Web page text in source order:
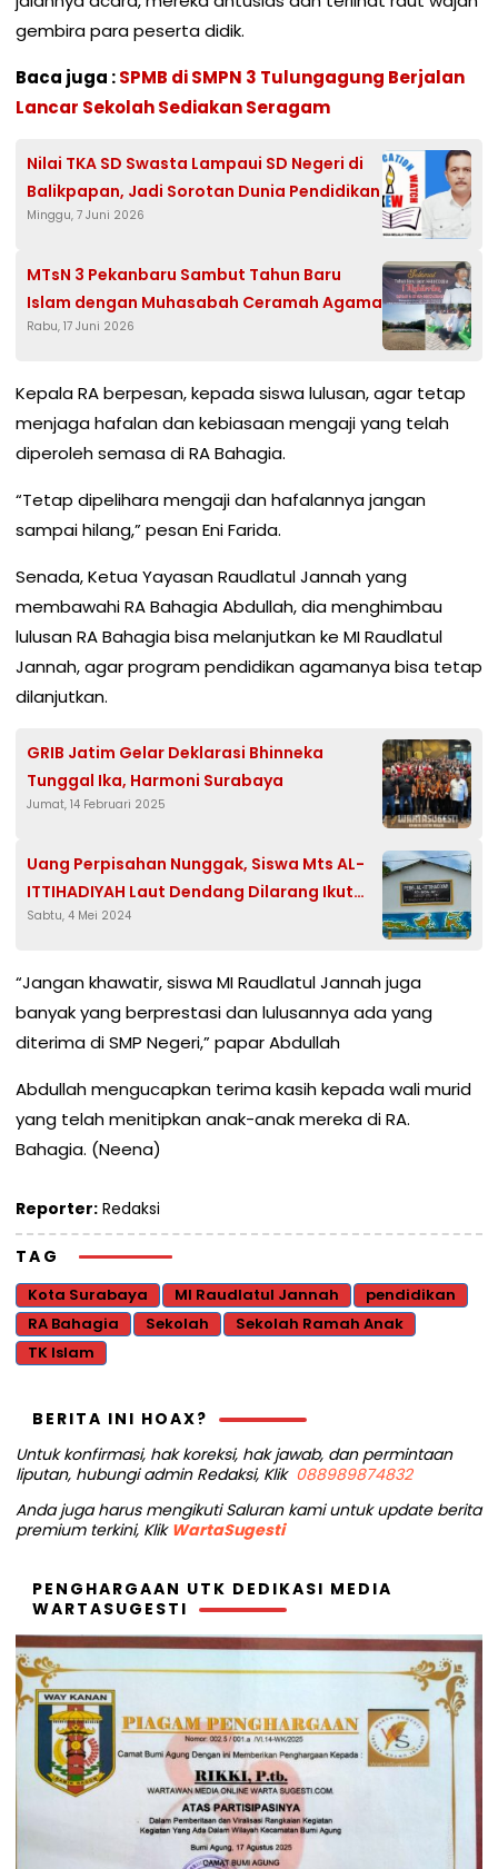
gembira para peserta didik.
Baca juga :SPMB di SMPN 3 Tulungagung Berjalan
Lancar Sekolah Sediakan Seragam
Nilai TKA SD Swasta Lampaui SD Negeri di
Balikpapan, Jadi Sorotan Dunia Pendidikan
Minggu, 7 Juni 2026
MTsN 3 Pekanbaru Sambut Tahun Baru
Islam dengan Muhasabah Ceramah Agama
Rabu, 17 Juni 2026
Kepala RA berpesan, kepada siswa lulusan, agar tetap
menjaga hafalan dan kebiasaan mengaji yang telah
diperoleh semasa di RA Bahagia.
“Tetap dipelihara mengaji dan hafalannya jangan
sampai hilang,” pesan Eni Farida.
Senada, Ketua Yayasan Raudlatul Jannah yang
membawahi RA Bahagia Abdullah, dia menghimbau
lulusan RA Bahagia bisa melanjutkan ke MI Raudlatul
Jannah, agar program pendidikan agamanya bisa tetap
dilanjutkan.
GRIB Jatim Gelar Deklarasi Bhinneka
Tunggal Ika, Harmoni Surabaya
Jumat, 14 Februari 2025
Uang Perpisahan Nunggak, Siswa Mts AL-
ITTIHADIYAH Laut Dendang Dilarang Ikut
Ujian
Sabtu, 4 Mei 2024
“Jangan khawatir, siswa MI Raudlatul Jannah juga
banyak yang berprestasi dan lulusannya ada yang
diterima di SMP Negeri,” papar Abdullah
Abdullah mengucapkan terima kasih kepada wali murid
yang telah menitipkan anak-anak mereka di RA.
Bahagia. (Neena)
Reporter: Redaksi
TAG
Kota Surabaya MI Raudlatul Jannah
pendidikan
RA Bahagia
Sekolah
Sekolah Ramah Anak
TK Islam
BERITA INI HOAX?
Untuk konfirmasi, hak koreksi, hak jawab, dan permintaan
liputan, hubungi admin Redaksi, Klik 088989874832
Anda juga harus mengikuti Saluran kami untuk update berita
premium terkini, Klik WartaSugesti
PENGHARGAAN UTK DEDIKASI MEDIA
WARTASUGESTI